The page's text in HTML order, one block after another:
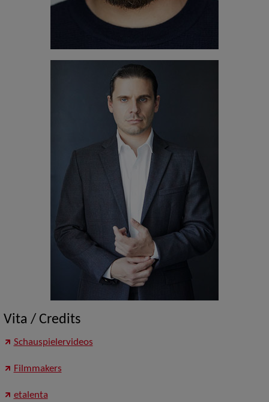
Vita / Credits
Schauspielervideos
Filmmakers
etalenta